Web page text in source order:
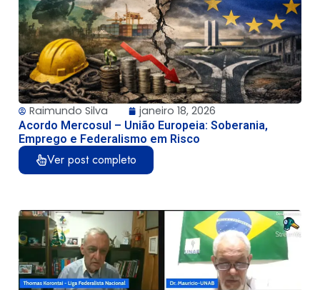
Raimundo Silva janeiro 18, 2026
Acordo Mercosul – União Europeia: Soberania,
Emprego e Federalismo em Risco
Ver post completo